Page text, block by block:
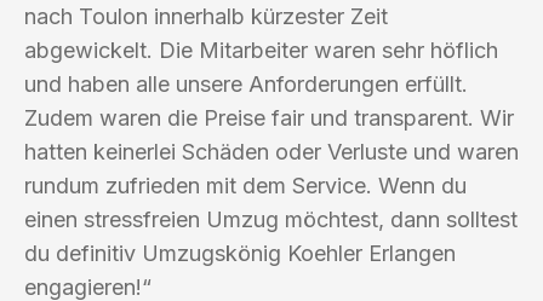
nach Toulon innerhalb kürzester Zeit
abgewickelt. Die Mitarbeiter waren sehr höflich
und haben alle unsere Anforderungen erfüllt.
Zudem waren die Preise fair und transparent. Wir
hatten keinerlei Schäden oder Verluste und waren
rundum zufrieden mit dem Service. Wenn du
einen stressfreien Umzug möchtest, dann solltest
du definitiv Umzugskönig Koehler Erlangen
engagieren!“